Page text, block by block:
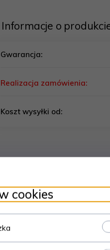
Informacje o
Gwarancja:
Realizacja zamówienia:
Koszt wysyłki od:
cookies